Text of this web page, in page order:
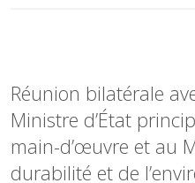
Réunion bilatérale
Ministre d’État
main-d’œuvre et au
durabilité et de